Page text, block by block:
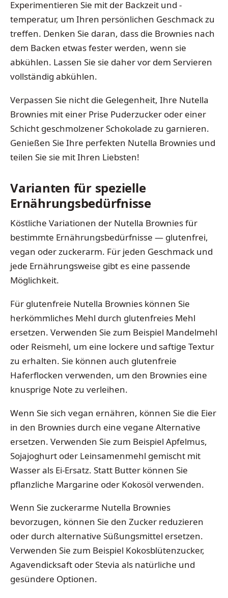
Experimentieren Sie mit der Backzeit und -
temperatur, um Ihren persönlichen Geschmack zu
treffen. Denken Sie daran, dass die Brownies nach
dem Backen etwas fester werden, wenn sie
abkühlen. Lassen Sie sie daher vor dem Servieren
vollständig abkühlen.
Verpassen Sie nicht die Gelegenheit, Ihre Nutella
Brownies mit einer Prise Puderzucker oder einer
Schicht geschmolzener Schokolade zu garnieren.
Genießen Sie Ihre perfekten Nutella Brownies und
teilen Sie sie mit Ihren Liebsten!
Varianten für spezielle
Ernährungsbedürfnisse
Köstliche Variationen der Nutella Brownies für
bestimmte Ernährungsbedürfnisse — glutenfrei,
vegan oder zuckerarm. Für jeden Geschmack und
jede Ernährungsweise gibt es eine passende
Möglichkeit.
Für glutenfreie Nutella Brownies können Sie
herkömmliches Mehl durch glutenfreies Mehl
ersetzen. Verwenden Sie zum Beispiel Mandelmehl
oder Reismehl, um eine lockere und saftige Textur
zu erhalten. Sie können auch glutenfreie
Haferflocken verwenden, um den Brownies eine
knusprige Note zu verleihen.
Wenn Sie sich vegan ernähren, können Sie die Eier
in den Brownies durch eine vegane Alternative
ersetzen. Verwenden Sie zum Beispiel Apfelmus,
Sojajoghurt oder Leinsamenmehl gemischt mit
Wasser als Ei-Ersatz. Statt Butter können Sie
pflanzliche Margarine oder Kokosöl verwenden.
Wenn Sie zuckerarme Nutella Brownies
bevorzugen, können Sie den Zucker reduzieren
oder durch alternative Süßungsmittel ersetzen.
Verwenden Sie zum Beispiel Kokosblütenzucker,
Agavendicksaft oder Stevia als natürliche und
gesündere Optionen.